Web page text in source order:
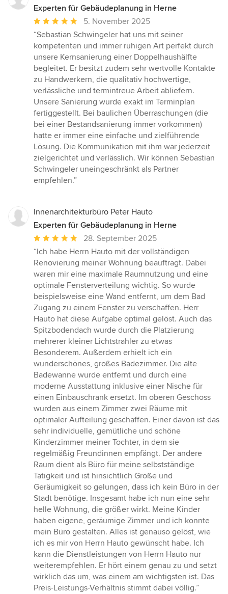
Experten für Gebäudeplanung in Herne
Durchschnittliche
Bewertung:
5
von
5
Sternen
5. November 2025
“Sebastian Schwingeler hat uns mit seiner
kompetenten und immer ruhigen Art perfekt durch
unsere Kernsanierung einer Doppelhaushälfte
begleitet. Er besitzt zudem sehr wertvolle Kontakte
zu Handwerkern, die qualitativ hochwertige,
verlässliche und termintreue Arbeit abliefern.
Unsere Sanierung wurde exakt im Terminplan
fertiggestellt. Bei baulichen Überraschungen (die
bei einer Bestandsanierung immer vorkommen)
hatte er immer eine einfache und zielführende
Lösung. Die Kommunikation mit ihm war jederzeit
zielgerichtet und verlässlich. Wir können Sebastian
Schwingeler uneingeschränkt als Partner
empfehlen.”
Innenarchitekturbüro Peter Hauto
Experten für Gebäudeplanung in Herne
Durchschnittliche
Bewertung:
5
von
5
Sternen
28. September 2025
“Ich habe Herrn Hauto mit der vollständigen
Renovierung meiner Wohnung beauftragt. Dabei
waren mir eine maximale Raumnutzung und eine
optimale Fensterverteilung wichtig. So wurde
beispielsweise eine Wand entfernt, um dem Bad
Zugang zu einem Fenster zu verschaffen. Herr
Hauto hat diese Aufgabe optimal gelöst. Auch das
Spitzbodendach wurde durch die Platzierung
mehrerer kleiner Lichtstrahler zu etwas
Besonderem. Außerdem erhielt ich ein
wunderschönes, großes Badezimmer. Die alte
Badewanne wurde entfernt und durch eine
moderne Ausstattung inklusive einer Nische für
einen Einbauschrank ersetzt. Im oberen Geschoss
wurden aus einem Zimmer zwei Räume mit
optimaler Aufteilung geschaffen. Einer davon ist das
sehr individuelle, gemütliche und schöne
Kinderzimmer meiner Tochter, in dem sie
regelmäßig Freundinnen empfängt. Der andere
Raum dient als Büro für meine selbstständige
Tätigkeit und ist hinsichtlich Größe und
Geräumigkeit so gelungen, dass ich kein Büro in der
Stadt benötige. Insgesamt habe ich nun eine sehr
helle Wohnung, die größer wirkt. Meine Kinder
haben eigene, geräumige Zimmer und ich konnte
mein Büro gestalten. Alles ist genauso gelöst, wie
ich es mir von Herrn Hauto gewünscht habe. Ich
kann die Dienstleistungen von Herrn Hauto nur
weiterempfehlen. Er hört einem genau zu und setzt
wirklich das um, was einem am wichtigsten ist. Das
Preis-Leistungs-Verhältnis stimmt dabei völlig.”